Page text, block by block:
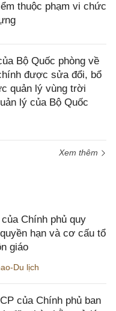
thuộc phạm vi chức
Bộ Quốc phòng về
được sửa đổi, bổ
quản lý vùng trời
lý của Bộ Quốc
Xem thêm
Chính phủ quy
hạn và cơ cấu tổ
giáo
Du lịch
của Chính phủ ban